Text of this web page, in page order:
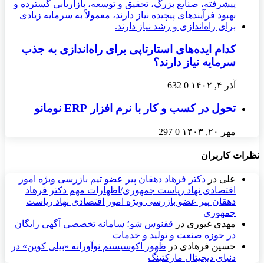
کدام ایده‌های استارتاپی برای راه‌اندازی به جذب
سرمایه نیاز دارند؟
آذر ۴, ۱۴۰۲ 0
632
تحول در کسب و کار با نرم افزار ERP نومانو
مهر ۲۰, ۱۴۰۳ 0
297
نظرات کاربران
علی در دکتر فرهاد دهقان پیر عضو تيم بازرسی ويژه امور
اقتصادی نهاد رياست جمهوری/اظهارات مهم دکتر فرهاد
دهقان پیر عضو بازرسی ویژه امور اقتصادی نهاد ریاست
جمهوری
مهدی غیوری در ققنوس شو؛ سامانه تخصصی آگهی رایگان
در حوزه صنعت و تولید و خدمات
حسین فرهادی در ظهور اکوسیستم نوآورانه «بیلی کوین» در
دنیای دیجیتال مارکتینگ